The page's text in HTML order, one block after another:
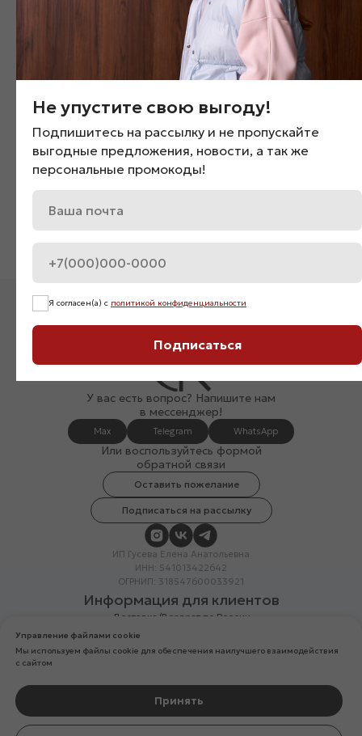
Костюм двойка с корсетным
топом «05670»
4 700
Костюм oversize на
У вас есть вопрос? Напишите нам
в мессенджер!
Max Telegram WhatsApp
Или воспользуйтесь формой
обратной связи
Оставить пожелание
Подписаться на рассылку
ИП Гусева Елена Анатольевна
ИНН: 541013422642
ОГРНИП: 318547600033921
Информация для клиентов
Доставка/Возврат по России
Скидка в день рождения
Вакансии
Не упустите свою выгоду!
Подпишитесь на рассылку и не пропускайте
выгодные предложения, новости, а так же
персональные промокоды!
Я согласен(а) с политикой конфиденциальности
Подписаться
Управление файлами cookie
Мы используем файлы cookie для обеспечения наилучшего взаимодействия
с сайтом
Принять